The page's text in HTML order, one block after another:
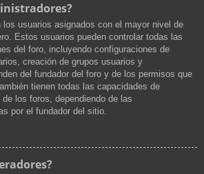
los usuarios asignados con el mayor nivel de
Estos usuarios pueden controlar todas las
del foro, incluyendo configuraciones de
creación de grupos usuarios y
del fundador del foro y de los permisos que
tienen todas las capacidades de
los foros, dependiendo de las
por el fundador del sitio.